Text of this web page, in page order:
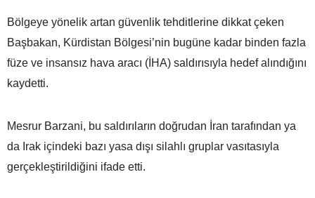
Bölgeye yönelik artan güvenlik tehditlerine dikkat çeken
Başbakan, Kürdistan Bölgesi’nin bugüne kadar binden fazla
füze ve insansız hava aracı (İHA) saldırısıyla hedef alındığını
kaydetti.
Mesrur Barzani, bu saldırıların doğrudan İran tarafından ya
da Irak içindeki bazı yasa dışı silahlı gruplar vasıtasıyla
gerçekleştirildiğini ifade etti.